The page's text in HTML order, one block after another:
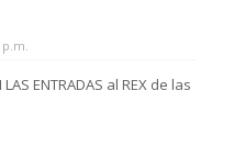
ENTRADAS al REX de las